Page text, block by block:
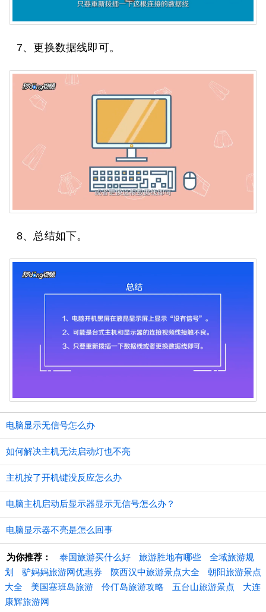
7、更换数据线即可。
8、总结如下。
电脑显示无信号怎么办
如何解决主机无法启动灯也不亮
主机按了开机键没反应怎么办
电脑主机启动后显示器显示无信号怎么办？
电脑显示器不亮是怎么回事
为你推荐： 泰国旅游买什么好 旅游胜地有哪些
全域旅游规
划
驴妈妈旅游网优惠券 陕西汉中旅游景点大全
朝阳旅游景点
大全
美国塞班岛旅游 伶仃岛旅游攻略 五台山旅游景点
大连
康辉旅游网